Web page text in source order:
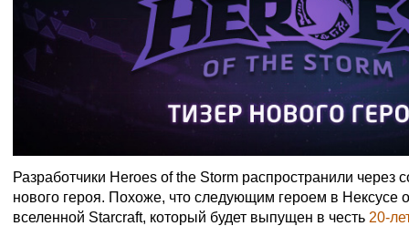
Разработчики Heroes of the Storm распространили через
нового героя. Похоже, что следующим героем в Нексусе
вселенной Starcraft, который будет выпущен в честь 20-